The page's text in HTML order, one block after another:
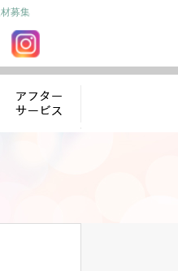
材募集